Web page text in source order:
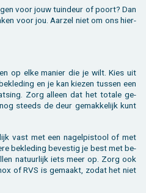
voor jouw tuin­deur of poort? Dan
voor jou. Aar­zel niet om ons hier­
op elke ma­nier die je wilt. Kies uit
en je kan kie­zen tus­sen een
Zorg al­leen dat het to­ta­le ge­
steeds de deur ge­mak­ke­lijk kunt
vast met een na­gel­pi­stool of met
be­kle­ding be­ves­tig je best met be­
na­tuur­lijk iets meer op. Zorg ook
of RVS is ge­maakt, zodat het niet